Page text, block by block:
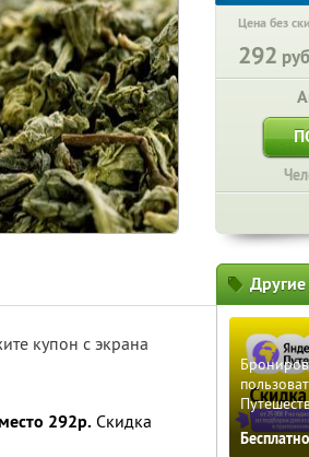
Цена без
292
купон с экрана
292р. Скидка
Бесплатно